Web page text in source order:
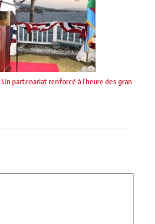
Un partenariat renforcé à l’heure des gran